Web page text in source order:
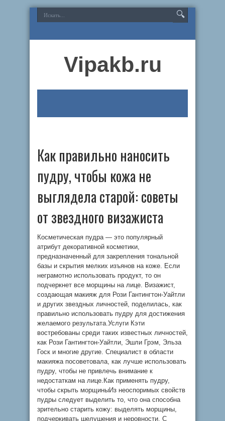
Vipakb.ru
Как правильно наносить
пудру, чтобы кожа не
выглядела старой: советы
от звездного визажиста
Косметическая пудра — это популярный
атрибут декоративной косметики,
предназначенный для закрепления тональной
базы и скрытия мелких изъянов на коже. Если
неграмотно использовать продукт, то он
подчеркнет все морщины на лице. Визажист,
создающая макияж для Рози Гантингтон-Уайтли
и других звездных личностей, поделилась, как
правильно использовать пудру для достижения
желаемого результата.Услуги Кэти
востребованы среди таких известных личностей,
как Рози Гантингтон-Уайтли, Эшли Грэм, Эльза
Госк и многие другие. Специалист в области
макияжа посоветовала, как лучше использовать
пудру, чтобы не привлечь внимание к
недостаткам на лице.Как применять пудру,
чтобы скрыть морщиныИз неоспоримых свойств
пудры следует выделить то, что она способна
зрительно старить кожу: выделять морщины,
подчеркивать шелушения и неровности. С